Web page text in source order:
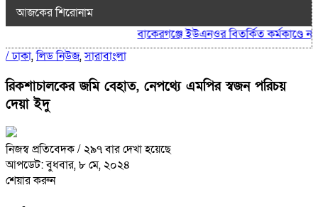
আজকের শিরোনাম
বাকেরগঞ্জে ইউএনওর বিতর্কিত কর্মকাণ্ডে
/ঢাকা,লিড নিউজ,সারাবাংলা
রিকশাচালকের জমি বেহাত, নেপথ্যে এমপির স্বজন পরিচয়
দেয়া ইদু
নিজস্ব প্রতিবেদক/ ২৯৭ বার দেখা হয়েছে
আপডেট: বুধবার, ৮ মে, ২০২৪
শেয়ার করুন